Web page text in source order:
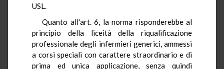
USL.
Quanto all'art. 6, la norma risponderebbe al
principio della liceità della riqualificazione
professionale degli infermieri generici, ammessi
a corsi speciali con carattere straordinario e di
prima ed unica applicazione, senza quindi